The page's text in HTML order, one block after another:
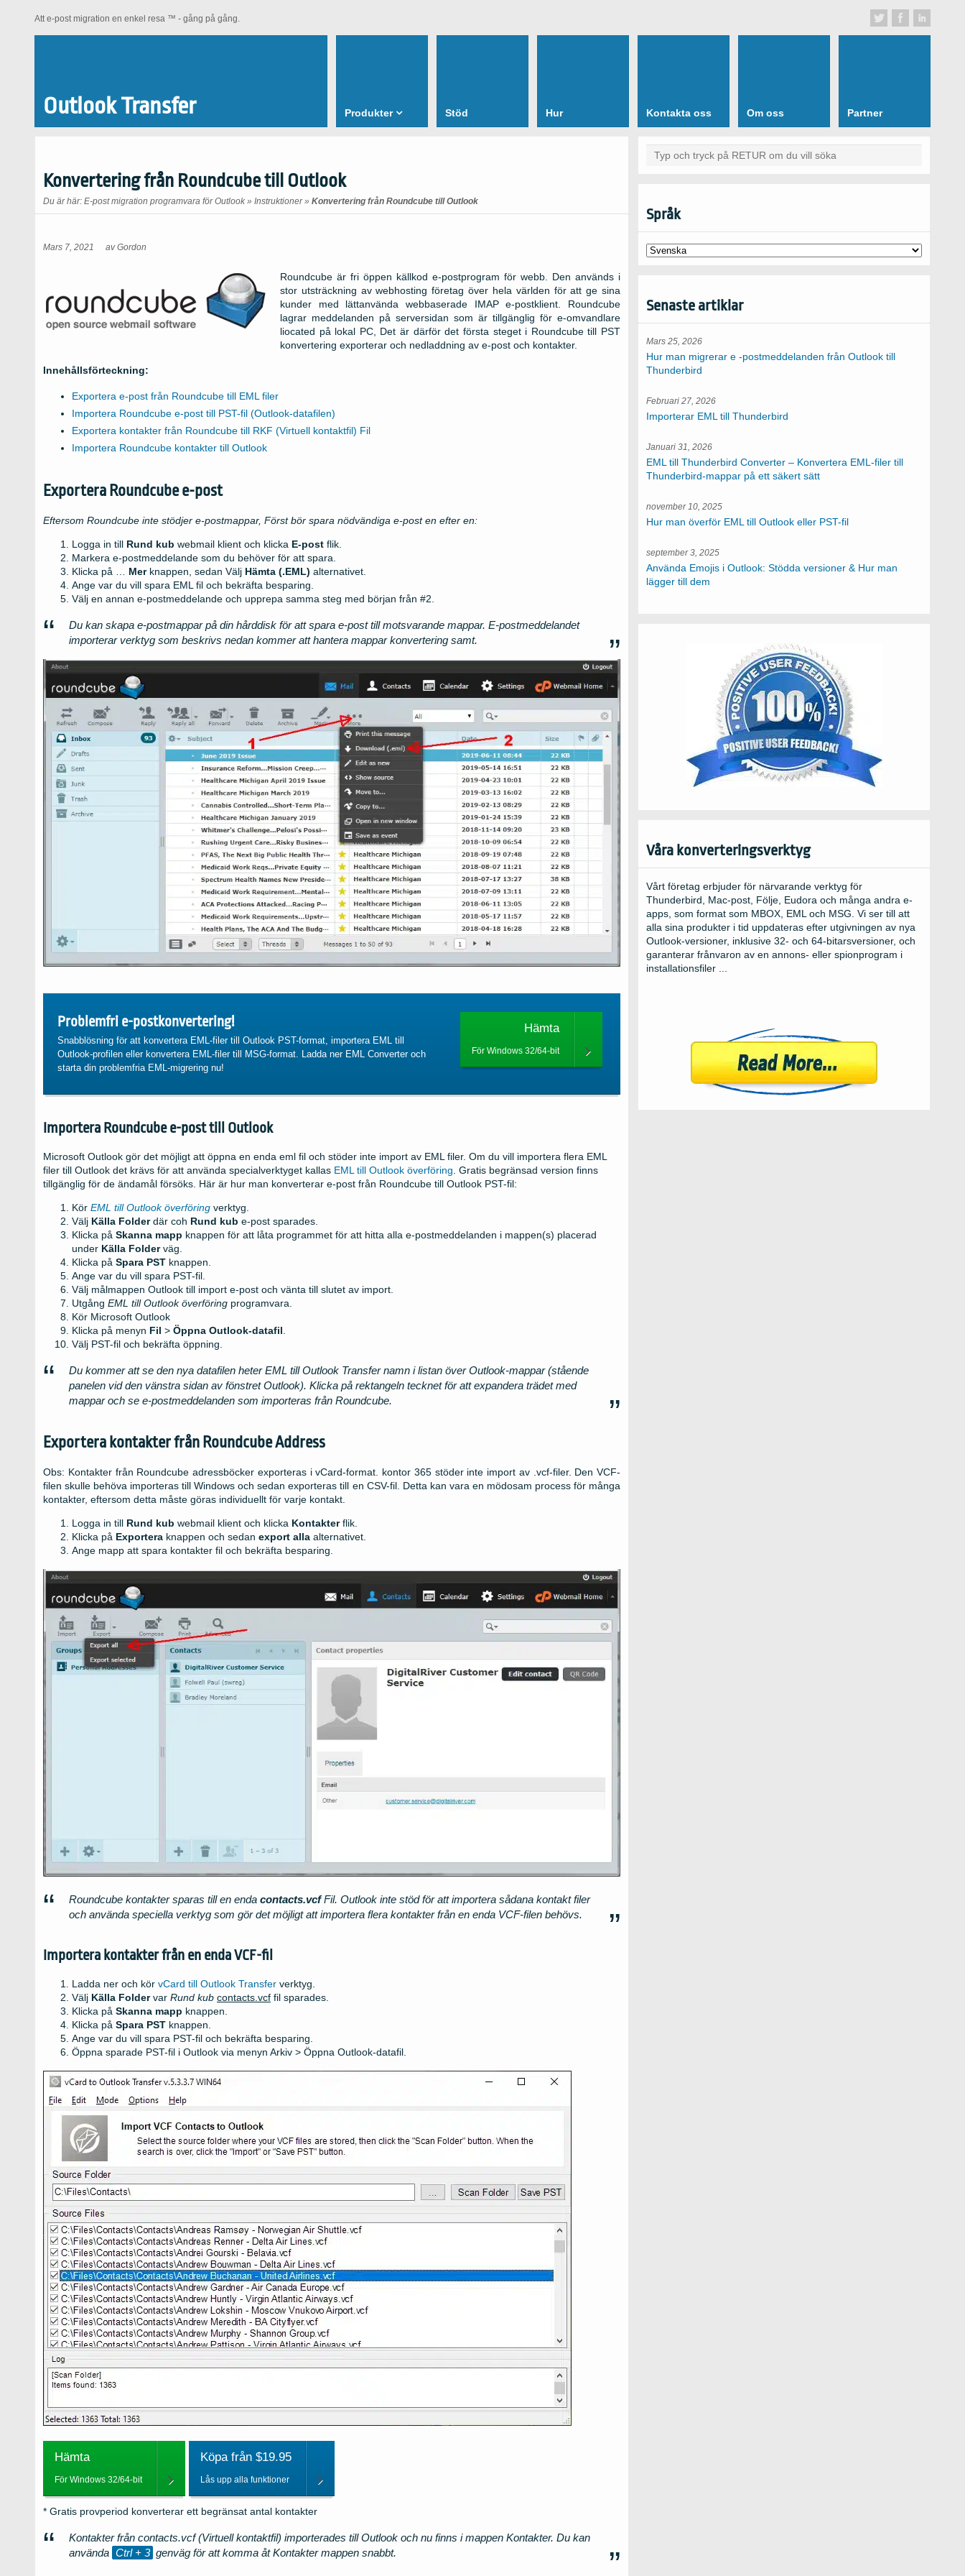
Att e-post migration en enkel resa ™ - gång på gång.
Outlook Transfer Produkter Stöd Hur Kontakta oss Om oss Partner
Konvertering från Roundcube till Outlook
Du är här: E-post migration programvara för Outlook » Instruktioner» Konvertering från Roundcube till Outlook
Mars 7, 2021 avGordon
Roundcube är fri öppen källkod e-postprogram för webb. Den används i
stor utsträckning av webhosting företag över hela världen för att ge sina
kunder med lättanvända webbaserade IMAP e-postklient. Roundcube
lagrar meddelanden på serversidan som är tillgänglig för e-omvandlare
liocated på lokal PC, Det är därför det första steget i Roundcube till PST
konvertering exporterar och nedladdning av e-post och kontakter.
Innehållsförteckning:
Exportera e-post från Roundcube till EML filer
Importera Roundcube e-post till PST-fil (Outlook-datafilen)
Exportera kontakter från Roundcube till RKF (Virtuell kontaktfil) Fil
Importera Roundcube kontakter till Outlook
Exportera Roundcube e-post
Eftersom Roundcube inte stödjer e-postmappar, Först bör spara nödvändiga e-post en efter en:
Logga in till Rund kub webmail klient och klicka E-post flik.
Markera e-postmeddelande som du behöver för att spara.
Klicka på … Merknappen, sedan Välj Hämta (.EML) alternativet.
Ange var du vill spara EML fil och bekräfta besparing.
Välj en annan e-postmeddelande och upprepa samma steg med början från #2.
Du kan skapa e-postmappar på din hårddisk för att spara e-post till motsvarande mappar. E-postmeddelandet
importerar verktyg som beskrivs nedan kommer att hantera mappar konvertering samt.
Problemfri e-postkonvertering!
Snabblösning för att konvertera EML-filer till Outlook PST-format, importera EML till
Outlook-profilen eller konvertera EML-filer till MSG-format. Ladda ner EML Converter och
starta din problemfria EML-migrering nu!
Hämta
För Windows 32/64-bit
Importera Roundcube e-post till Outlook
Microsoft Outlook gör det möjligt att öppna en enda eml fil och stöder inte import av EML filer. Om du vill importera flera EML
filer till Outlook det krävs för att använda specialverktyget kallas EML till Outlook överföring . Gratis begränsad version finns
tillgänglig för de ändamål försöks. Här är hur man konverterar e-post från Roundcube till Outlook PST-fil:
Kör EML till Outlook överföring verktyg.
Välj Källa Folderdär coh Rund kub e-post sparades.
Klicka på Skanna mapp knappen för att låta programmet för att hitta alla e-postmeddelanden i mappen(s) placerad
under Källa Folderväg.
Klicka på Spara PST knappen.
Ange var du vill spara PST-fil.
Välj målmappen Outlook till import e-post och vänta till slutet av import.
Utgång EML till Outlook överföring programvara.
Kör Microsoft Outlook
Klicka på menyn Fil > Öppna Outlook-datafil
Välj PST-fil och bekräfta öppning.
Du kommer att se den nya datafilen heter EML till Outlook Transfer namn i listan över Outlook-mappar (stående
panelen vid den vänstra sidan av fönstret Outlook). Klicka på rektangeln tecknet för att expandera trädet med
mappar och se e-postmeddelanden som importeras från Roundcube.
Exportera kontakter från Roundcube Address
Obs: Kontakter från Roundcube adressböcker exporteras i vCard-format. kontor 365 stöder inte import av .vcf-filer. Den VCF-
filen skulle behöva importeras till Windows och sedan exporteras till en CSV-fil. Detta kan vara en mödosam process för många
kontakter, eftersom detta måste göras individuellt för varje kontakt.
Logga in till Rund kub webmail klient och klicka Kontakterflik.
Klicka på Exportera knappen och sedan export alla alternativet.
Ange mapp att spara kontakter fil och bekräfta besparing.
Roundcube kontakter sparas till en enda contacts.vcfFil. Outlook inte stöd för att importera sådana kontakt filer
och använda speciella verktyg som gör det möjligt att importera flera kontakter från en enda VCF-filen behövs.
Importera kontakter från en enda VCF-fil
Ladda ner och kör vCard till Outlook Transfer verktyg.
Välj Källa Foldervar Rund kub contacts.vcf fil sparades.
Klicka på Skanna mapp knappen.
Klicka på Spara PST knappen.
Ange var du vill spara PST-fil och bekräfta besparing.
Öppna sparade PST-fil i Outlook via menyn Arkiv > Öppna Outlook-datafil.
Hämta
För Windows 32/64-bit
Köpa från $19.95
Lås upp alla funktioner
* Gratis provperiod konverterar ett begränsat antal kontakter
Kontakter från contacts.vcf (Virtuell kontaktfil) importerades till Outlook och nu finns i mappen Kontakter. Du kan
använda Ctrl + 3 genväg för att komma åt Kontakter mappen snabbt.
Språk
Senaste artiklar
Mars 25, 2026
Hur man migrerar e -postmeddelanden från Outlook till
Thunderbird
Februari 27, 2026
Importerar EML till Thunderbird
Januari 31, 2026
EML till Thunderbird Converter – Konvertera EML-filer till
Thunderbird-mappar på ett säkert sätt
november 10, 2025
Hur man överför EML till Outlook eller PST-fil
september 3, 2025
Använda Emojis i Outlook: Stödda versioner & Hur man
lägger till dem
Våra konverteringsverktyg
Vårt företag erbjuder för närvarande verktyg för
Thunderbird, Mac-post, Följe, Eudora och många andra e-
apps, som format som MBOX, EML och MSG. Vi ser till att
alla sina produkter i tid uppdateras efter utgivningen av nya
Outlook-versioner, inklusive 32- och 64-bitarsversioner, och
garanterar frånvaron av en annons- eller spionprogram i
installationsfiler ...